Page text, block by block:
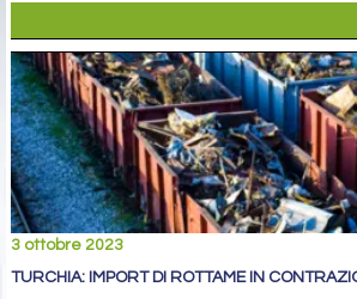
3 ottobre 2023
TURCHIA: IMPORT DI ROTTAME IN